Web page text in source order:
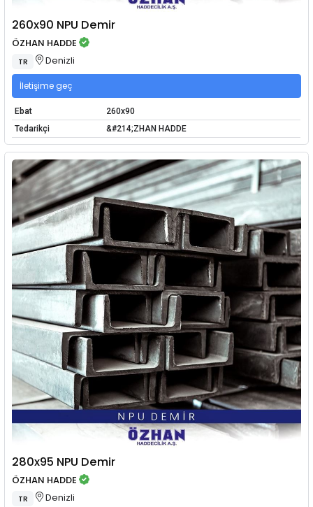
260x90 NPU Demir
ÖZHAN HADDE
TR Denizli
İletişime geç
Ebat
260x90
Tedarikçi
&#214;ZHAN HADDE
280x95 NPU Demir
ÖZHAN HADDE
TR Denizli